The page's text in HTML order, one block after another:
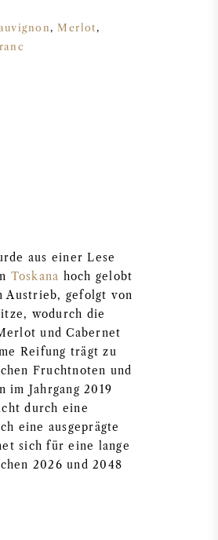
,Merlot,
aus einer Lese
Toskana hoch gelobt
Austrieb, gefolgt von
wodurch die
und Cabernet
Reifung trägt zu
Fruchtnoten und
im Jahrgang 2019
durch eine
eine ausgeprägte
sich für eine lange
2026 und 2048